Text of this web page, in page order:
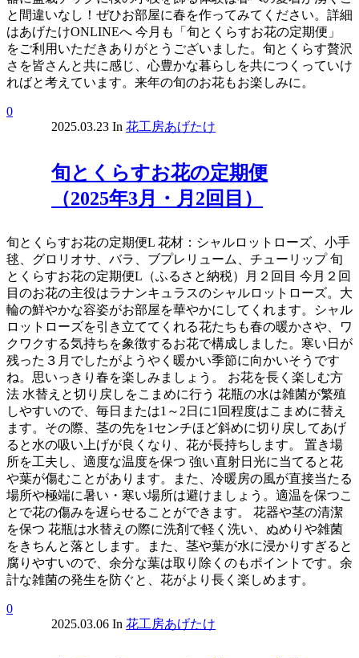
と間違いなし！ぜひお部屋に春を作ってみてください。詳細
はあげたけONLINEへ 今月も「旬とくらすお花の定期便」
をご利用いただきありがとうございました。旬とくらす贅沢
さを皆さんと共に感じ、心豊かな暮らしを共につくっていけ
ればと考えています。来年の旬のお花もお楽しみに。
0
2025.03.23 In 花工房あげたけ
旬とくらすお花の定期便
（2025年3月・月2回目）
旬とくらすお花の定期便L 花材：シャルロットローズ、小手
毬、グロリオサ、バラ、ブプレリューム、チューリップ 旬
とくらすお花の定期便L（ふるさと納税）月２回目 今月２回
目のお花の主役はラナンキュラスのシャルロットローズ。大
輪の鮮やかな容姿がお部屋を華やかにしてくれます。シャル
ロットローズを引き立ててくれる花たちも春の暖かさや、ワ
クワクする気持ちを象徴するお花で構成しました。寒い日が
残った３月でしたがようやく暖かい季節に向かいそうです
ね。思いっきり春を楽しみましょう。 お花を長く楽しむ方
法 水替えと切り戻しをこまめに行う 花瓶の水は雑菌が繁殖
しやすいので、毎日または1～2日に1回程度はこまめに替え
ます。その際、茎の先を1センチほど斜めに切り戻してあげ
ると水の吸い上げが良くなり、花が長持ちします。 置き場
所を工夫し、適度な温度を保つ 強い直射日光に当てると花
や葉が傷むことがあります。また、冷暖房の風が直接当たる
場所や極端に暑い・寒い場所は避けましょう。適温を保つこ
とで花の傷みを遅らせることができます。 花器や茎の清潔
を保つ 花瓶は水替えの際に洗剤で軽く洗い、ぬめりや雑菌
をきちんと落とします。また、茎や葉が水に浸かりすぎると
腐りやすいので、余分な葉は取り除くのもポイントです。余
計な雑菌の発生を防ぐと、花がより長く楽しめます。
0
2025.03.06 In 花工房あげたけ